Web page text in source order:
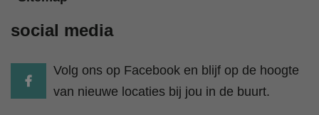
social media
Volg ons op Facebook en blijf op de hoogte
van nieuwe locaties bij jou in de buurt.